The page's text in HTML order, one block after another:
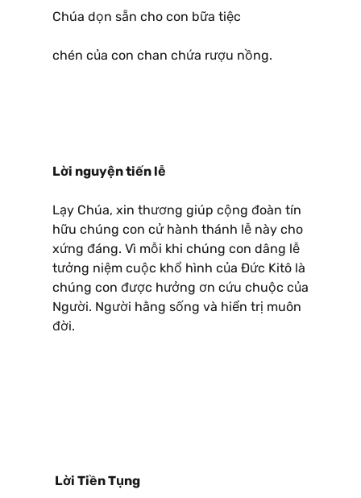
Chúa dọn sẵn cho con bữa tiệc
chén của con chan chứa rượu nồng.
Lời nguyện tiến lễ
Lạy Chúa, xin thương giúp cộng đoàn tín
hữu chúng con cử hành thánh lễ này cho
xứng đáng. Vì mỗi khi chúng con dâng lễ
tưởng niệm cuộc khổ hình của Ðức Kitô là
chúng con được hưởng ơn cứu chuộc của
Người. Người hằng sống và hiển trị muôn
đời.
Lời Tiền Tụng